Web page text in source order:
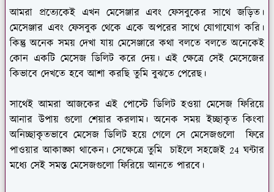
আমরা প্রত্যেকেই এখন মেসেঞ্জার এবং ফেসবুকের সাথে জড়িত।
মেসেঞ্জার এবং ফেসবুক থেকে একে অপরের সাথে যোগাযোগ করি।
কিন্তু অনেক সময় দেখা যায় মেসেঞ্জারে কথা বলতে বলতে অনেকেই
কোন একটি মেসেজ ডিলিট করে দেয়। এই ক্ষেত্রে সেই মেসেজের
কিভাবে দেখতে হবে আশা করছি তুমি বুঝতে পেরেছ।
সাথেই আমরা আজকের এই পোস্টে ডিলিট হওয়া মেসেজ ফিরিয়ে
আনার উপায় গুলো শেয়ার করলাম। অনেক সময় ইচ্ছাকৃত কিংবা
অনিচ্ছাকৃতভাবে মেসেজ ডিলিট হয়ে গেলে সে মেসেজগুলো ফিরে
পাওয়ার আকাঙ্ক্ষা থাকেন। সেক্ষেত্রে তুমি চাইলে সহজেই 24 ঘন্টার
মধ্যে সেই সমস্ত মেসেজগুলো ফিরিয়ে আনতে পারবে।